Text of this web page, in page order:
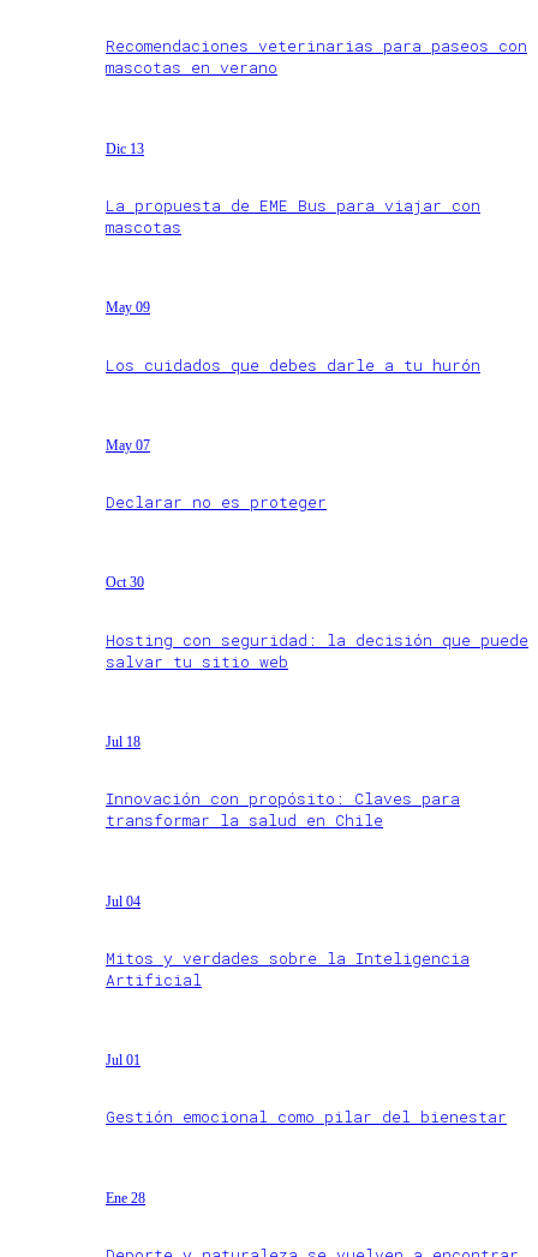
Recomendaciones veterinarias para paseos con
mascotas en verano
Dic 13
La propuesta de EME Bus para viajar con
mascotas
May 09
Los cuidados que debes darle a tu hurón
May 07
Declarar no es proteger
Oct 30
Hosting con seguridad: la decisión que puede
salvar tu sitio web
Jul 18
Innovación con propósito: Claves para
transformar la salud en Chile
Jul 04
Mitos y verdades sobre la Inteligencia
Artificial
Jul 01
Gestión emocional como pilar del bienestar
Ene 28